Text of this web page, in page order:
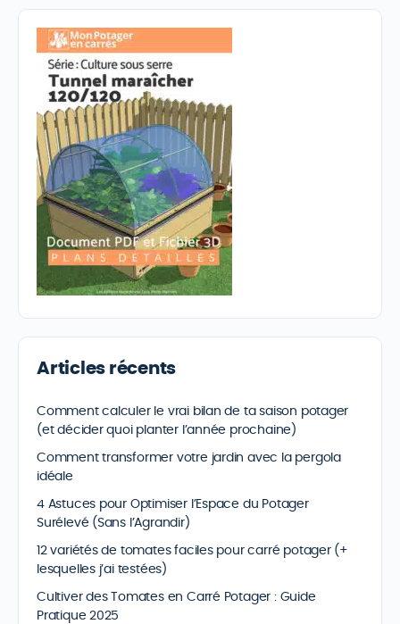
Articles récents
Comment calculer le vrai bilan de ta saison potager
(et décider quoi planter l’année prochaine)
Comment transformer votre jardin avec la pergola
idéale
4 Astuces pour Optimiser l’Espace du Potager
Surélevé (Sans l’Agrandir)
12 variétés de tomates faciles pour carré potager (+
lesquelles j’ai testées)
Cultiver des Tomates en Carré Potager : Guide
Pratique 2025